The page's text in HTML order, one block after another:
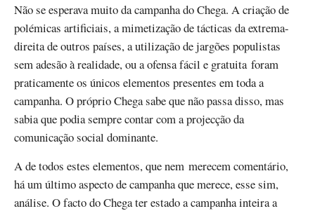
Não se esperava muito da campanha do Chega. A criação de
polémicas artificiais, a mimetização de tácticas da extrema-
direita de outros países, a utilização de jargões populistas
sem adesão à realidade, ou a ofensa fácil e gratuita foram
praticamente os únicos elementos presentes em toda a
campanha. O próprio Chega sabe que não passa disso, mas
sabia que podia sempre contar com a projecção da
comunicação social dominante.
A de todos estes elementos, que nem merecem comentário,
há um último aspecto de campanha que merece, esse sim,
análise. O facto do Chega ter estado a campanha inteira a